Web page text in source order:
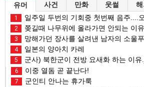
유머 사건 만화 웃썰 해
1 일주일 두번의 기회중 첫번째 음주....
2 쫒길때 나무위에 올라가면 안되는 이유
3 망해가던 장사를 살려낸 남자의 소울푸드
4 일본의 양아치 카레
5 군사) 북한군이 전방 요새화 하는 이유
6 이중 열돔 곧 끝난다!
7 군인티 안나는 휴가룩